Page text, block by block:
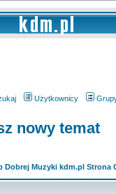
Użytkownicy
nowy temat
Dobrej Muzyki kdm.pl Strona